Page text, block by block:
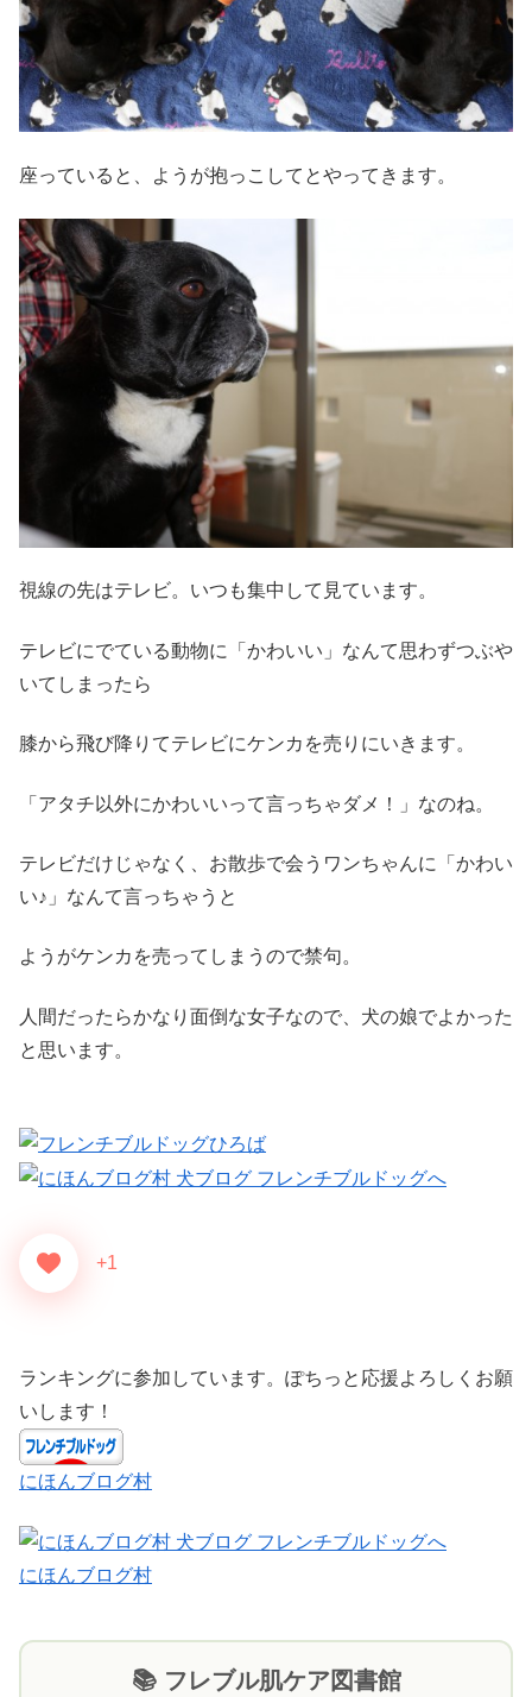
座っていると、ようが抱っこしてとやってきます。
視線の先はテレビ。いつも集中して見ています。
テレビにでている動物に「かわいい」なんて思わずつぶや
いてしまったら
膝から飛び降りてテレビにケンカを売りにいきます。
「アタチ以外にかわいいって言っちゃダメ！」なのね。
テレビだけじゃなく、お散歩で会うワンちゃんに「かわい
い♪」なんて言っちゃうと
ようがケンカを売ってしまうので禁句。
人間だったらかなり面倒な女子なので、犬の娘でよかった
と思います。
+1
ランキングに参加しています。ぽちっと応援よろしくお願
いします！
にほんブログ村
にほんブログ村
📚 フレブル肌ケア図書館